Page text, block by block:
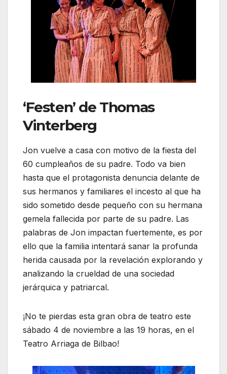
‘Festen’ de Thomas
Vinterberg
Jon vuelve a casa con motivo de la fiesta del
60 cumpleaños de su padre. Todo va bien
hasta que el protagonista denuncia delante de
sus hermanos y familiares el incesto al que ha
sido sometido desde pequeño con su hermana
gemela fallecida por parte de su padre. Las
palabras de Jon impactan fuertemente, es por
ello que la familia intentará sanar la profunda
herida causada por la revelación explorando y
analizando la crueldad de una sociedad
jerárquica y patriarcal.
¡No te pierdas esta gran obra de teatro este
sábado 4 de noviembre a las 19 horas, en el
Teatro Arriaga de Bilbao!